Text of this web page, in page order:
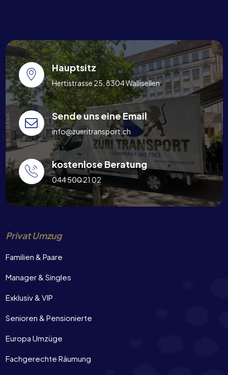
Hauptsitz
Hertistrasse 25, 8304 Wallisellen
Sende uns eine Email
info@zueritransport.ch
kostenlose Beratung
044 500 21 02
Privat Umzug
Familien & Paare
Manager & Singles
Exklusiv & VIP
Senioren & Pensionierte
Europa Umzüge
Fachgerechte Räumung